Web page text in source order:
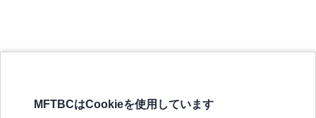
MFTBCはCookieを使用しています